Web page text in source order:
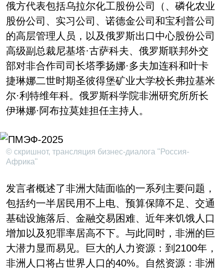
俄方代表包括乌拉尔化工股份公司（、磷化农业
股份公司、实习公司、诺德金公司和宝利普公司
的高层管理人员，以及俄罗斯出口中心股份公司
高级副总裁尼基塔·古萨科夫、俄罗斯联邦外交
部对非合作司司长塔季扬娜·多夫加连科和叶卡
捷琳娜二世时期圣彼得堡矿业大学校长弗拉基米
尔·利特维年科。俄罗斯科学院非洲研究所所长
伊琳娜·阿布拉莫娃担任主持人。
© скришнот, трансляция бизнес-диалога "Россия-
Африка"
发言者概述了非洲大陆面临的一系列主要问题，
包括约一半居民用不上电、预算保障不足、交通
基础设施落后、金融交易困难、近年来饥饿人口
增加以及犯罪率居高不下。与此同时，非洲的巨
大潜力显而易见。巨大的人力资源：到2100年，
非洲人口将占世界人口的40%。自然资源：非洲